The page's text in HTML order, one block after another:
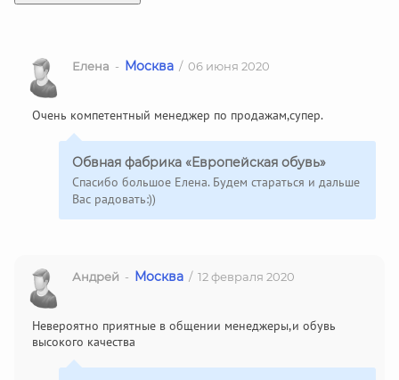
Елена - Москва / 06 июня 2020
Очень компетентный менеджер по продажам,супер.
Обвная фабрика «Европейская обувь»
Спасибо большое Елена. Будем стараться и дальше
Вас радовать:))
Андрей - Москва / 12 февраля 2020
Невероятно приятные в общении менеджеры,и обувь
высокого качества